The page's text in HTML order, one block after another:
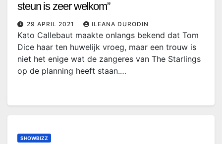
steun is zeer welkom”
29 APRIL 2021 ILEANA DURODIN
Kato Callebaut maakte onlangs bekend dat Tom
Dice haar ten huwelijk vroeg, maar een trouw is
niet het enige wat de zangeres van The Starlings
op de planning heeft staan.…
SHOWBIZZ